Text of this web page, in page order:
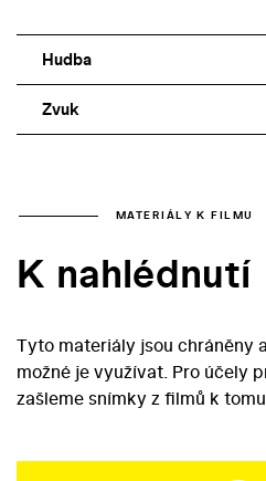
Hudba
Zvuk
MATERIÁLY K FILMU
K nahlédnutí
Tyto materiály jsou chráněny
možné je využívat. Pro účely
zašleme snímky z filmů k